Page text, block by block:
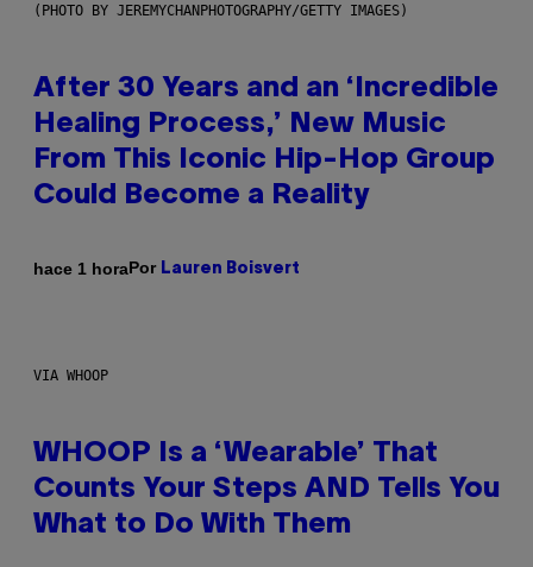
(PHOTO BY JEREMYCHANPHOTOGRAPHY/GETTY IMAGES)
After 30 Years and an ‘Incredible
Healing Process,’ New Music
From This Iconic Hip-Hop Group
Could Become a Reality
hace 1 horaPor Lauren Boisvert
VIA WHOOP
WHOOP Is a ‘Wearable’ That
Counts Your Steps AND Tells You
What to Do With Them